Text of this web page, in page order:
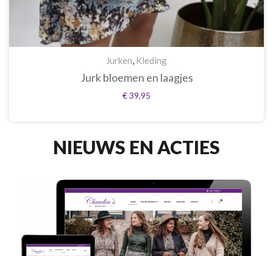
Jurken, Kleding
Jurk bloemen en laagjes
€39,95
NIEUWS EN ACTIES